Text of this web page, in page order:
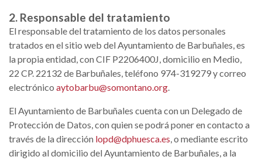
2. Responsable del tratamiento
El responsable del tratamiento de los datos personales
tratados en el sitio web del Ayuntamiento de Barbuñales, es
la propia entidad, con CIF P2206400J, domicilio en Medio,
22 CP. 22132 de Barbuñales, teléfono 974-319279 y correo
electrónico aytobarbu@somontano.org.
El Ayuntamiento de Barbuñales cuenta con un Delegado de
Protección de Datos, con quien se podrá poner en contacto a
través de la dirección lopd@dphuesca.es, o mediante escrito
dirigido al domicilio del Ayuntamiento de Barbuñales, a la